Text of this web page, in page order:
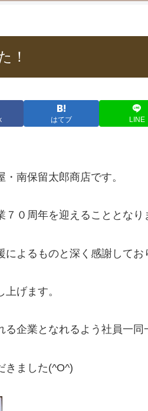
！
はてブ LINE
南保留太郎商店です。
０周年を迎えることとなり
よるものと深く感謝してお
げます。
企業となれるよう社員一同
きました(^O^)